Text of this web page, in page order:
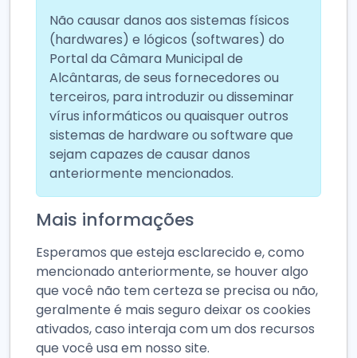
Não causar danos aos sistemas físicos
(hardwares) e lógicos (softwares) do
Portal da Câmara Municipal de
Alcântaras, de seus fornecedores ou
terceiros, para introduzir ou disseminar
vírus informáticos ou quaisquer outros
sistemas de hardware ou software que
sejam capazes de causar danos
anteriormente mencionados.
Mais informações
Esperamos que esteja esclarecido e, como
mencionado anteriormente, se houver algo
que você não tem certeza se precisa ou não,
geralmente é mais seguro deixar os cookies
ativados, caso interaja com um dos recursos
que você usa em nosso site.